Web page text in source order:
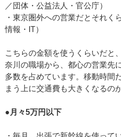
／団体・公益法人・官公庁）
・東京圏外への営業だとそれく
情報・IT）
こちらの金額を使うくらいだと
奈川の職場から、都心の営業先
多数を占めています。移動時間
まう上に交通費も大きくなるの
●月々5万円以下